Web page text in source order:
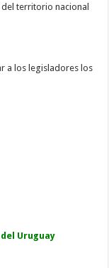
territorio nacional
a los legisladores los
Uruguay